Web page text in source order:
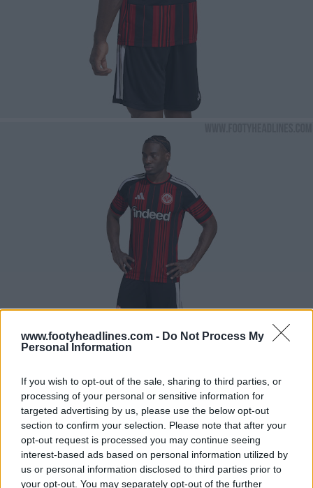
www.footyheadlines.com - Do Not Process My
Personal Information
If you wish to opt-out of the sale, sharing to third parties, or
processing of your personal or sensitive information for
targeted advertising by us, please use the below opt-out
section to confirm your selection. Please note that after your
opt-out request is processed you may continue seeing
interest-based ads based on personal information utilized by
us or personal information disclosed to third parties prior to
your opt-out. You may separately opt-out of the further
Camisa titular do Newcastle United 26-27 lançada